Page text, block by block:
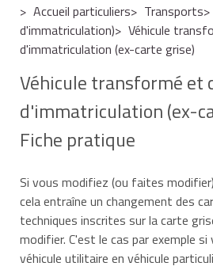
Accueil particuliers
Transports
d'immatriculation)
Véhicule
d'immatriculation (ex-carte grise)
Véhicule transformé et
d'immatriculation (ex-
Fiche pratique
Si vous modifiez (ou faites
cela entraîne un changement des
techniques inscrites sur la carte
modifier. C'est le cas par exemple
véhicule utilitaire en véhicule